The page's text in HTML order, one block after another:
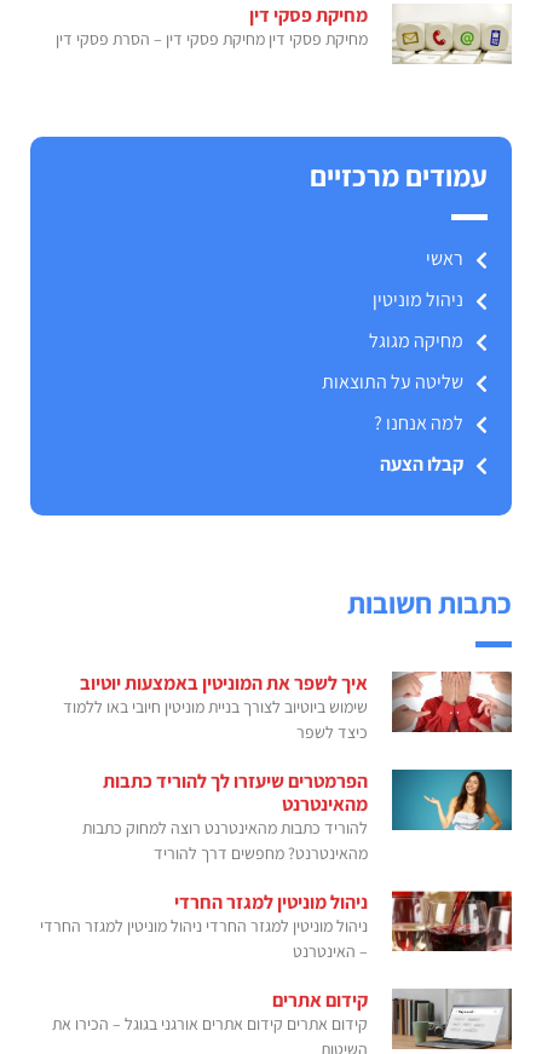
מחיקת פסקי דין
מחיקת פסקי דין מחיקת פסקי דין – הסרת פסקי דין
עמודים מרכזיים
ראשי
ניהול מוניטין
מחיקה מגוגל
שליטה על התוצאות
למה אנחנו ?
קבלו הצעה
כתבות חשובות
איך לשפר את המוניטין באמצעות יוטיוב
שימוש ביוטיוב לצורך בניית מוניטין חיובי באו ללמוד
כיצד לשפר
הפרמטרים שיעזרו לך להוריד כתבות
מהאינטרנט
להוריד כתבות מהאינטרנט רוצה למחוק כתבות
מהאינטרנט? מחפשים דרך להוריד
ניהול מוניטין למגזר החרדי
ניהול מוניטין למגזר החרדי ניהול מוניטין למגזר החרדי
– האינטרנט
קידום אתרים
קידום אתרים קידום אתרים אורגני בגוגל – הכירו את
השיטות